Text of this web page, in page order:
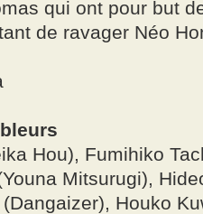
qui ont pour but
de ravager Néo
Hou), Fumihiko
Mitsurugi),
Houko